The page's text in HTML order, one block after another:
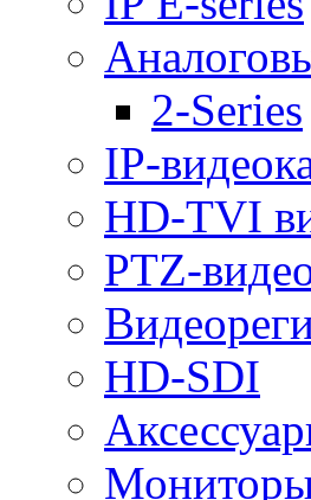
2-Series
IP-
HD-TVI
PTZ-
HD-SDI